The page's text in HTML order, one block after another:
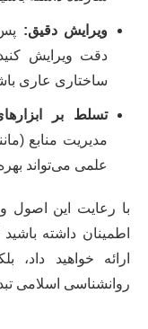
ویرایش دقیق:
دقت ویرایش
ساختاری عاری
تسلط بر
مدیریت منابع
علمی می‌تواند
با رعایت این اصول و
اطمینان داشته
ارائه خواهید
روانشناسی اسلامی